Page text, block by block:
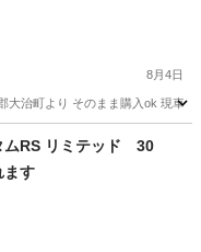
8月4日
郡大治町より そのまま購入ok
ーゴRS リミテッド 30
す